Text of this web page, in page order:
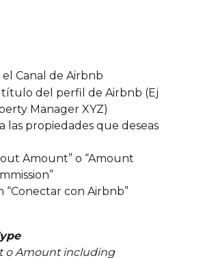
el Canal de Airbnb
del perfil de Airbnb (Ej
Manager XYZ)
las propiedades que deseas
Amount” o “Amount
“Conectar con Airbnb”
o Amount including